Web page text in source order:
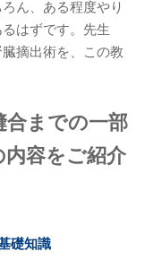
ん、ある程度やり
はずです。先生
摘出術を、この教
合までの一部
内容をご紹介
礎知識